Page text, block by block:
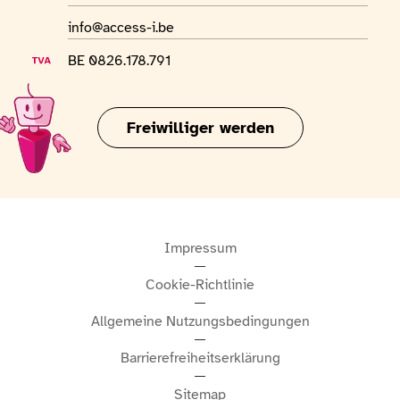
E-Mail-Adresse
info@access-i.be
USt-IdNr.
BE 0826.178.791
Freiwilliger werden
Impressum
Cookie-Richtlinie
Allgemeine Nutzungsbedingungen
Barrierefreiheitserklärung
Sitemap